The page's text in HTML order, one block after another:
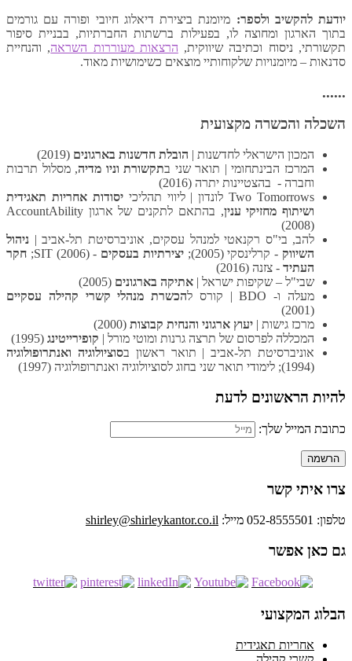
יודעת להקשיב ולספר: מיומנת ביצירת דיאלוג חיובי ופורה עם גורמים
בתוך הארגון ומחוצה לו, בפעילות ברשתות החברתיות, בבניית סיפור
תקשורתי, ניסוח וכתיבה שיווקית, הרצאות מעוררות השראה, והנחיית
סדנאות – מיומנויות שלקוחותיי מוצאים כשימושיות מאוד.
......
השכלה והכשרה מקצועית
המכון הישראלי לחדשנות | הובלת חדשנות בארגונים (2019)
המרכז הבינתחומי | תואר שני בתקשורת וניו מדיה, מסלול תרבות
וחברה - בהצטיינות יתרה (2016)
Two Tomorrows לונדון | ליווי תהליכי
יסודות אחריות תאגידית
ושיתוף מחזיקי ענין
, בהתאם לתקנים של ארגון AccountAbility
(2008)
להב, בי"ס רקנאטי למנהל עסקים, אוניברסיטת תל-אביב | ניהול
השיווק - קרלינסקי (2005); יצירתיות בעסקים - SIT (2006);
חקר
העתיד - צזנה (2016)
שבי"ל – שקיפות ישראל | אתיקה בארגונים (2005)
מעלה ו- BDO | קורס ל
הכשרת מנהלי קשרי קהילה עסקיים
(2001)
מרכז גישות | יעוץ ארגוני והנחית קבוצות (2000)
המכללה לפרסום של תרצה גרנות ומוטי מורל | קופירייטינג (1995)
אוניברסיטת תל-אביב | תואר ראשון בסוציולוגיה ואנתרופולוגיה
(1994); לימודי תואר שני בחוג לסוציולוגיה ואנתרופולוגיה (1997)
להיות הראשונים לדעת
כתובת המייל שלך:
צרו איתי קשר
טלפון: 052-8555501 מייל: shirley@shirleykantor.co.il
גם כאן אפשר
הבלוג המקצועי
אחריות תאגידית